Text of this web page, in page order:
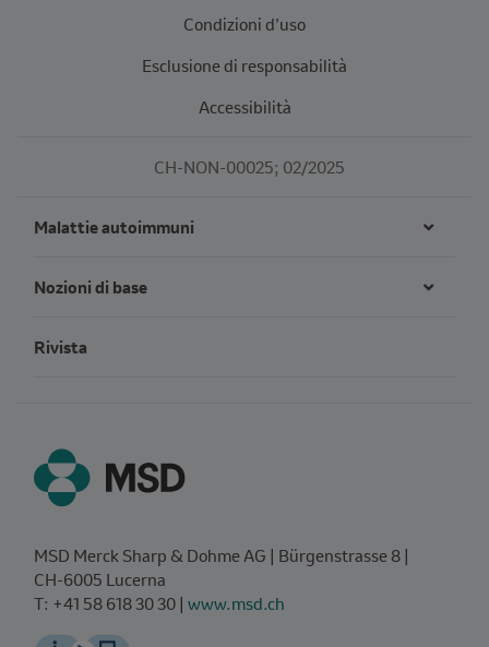
Condizioni d’uso
Esclusione di responsabilità
Accessibilità
CH-NON-00025; 02/2025
Malattie autoimmuni
Rivista
Nozioni di base
MSD Merck Sharp & Dohme AG | Bürgenstrasse 8 |
CH‑6005 Lucerna
T: +41 58 618 30 30 | www.msd.ch